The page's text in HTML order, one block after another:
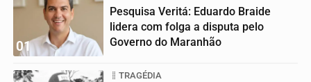
01
Pesquisa Veritá: Eduardo Braide
lidera com folga a disputa pelo
Governo do Maranhão
TRAGÉDIA